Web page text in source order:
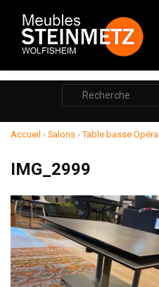
CHAMBRES
CADRES DE LITS
ARMOIRES
RANGEMENTS
SALONS
RELAXATION
MEUBLE TV
Rechercher
:
Accueil › Salons ›Table basse Opéra
IMG_2999